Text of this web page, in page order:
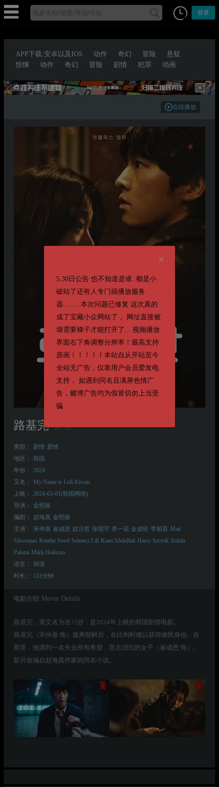
登录
5.30日公告 也不知道是谁..都是小
破站了还有人专门搞播放服务
器.........本次问题已修复 这次真的
成了宝藏小众网站了， 网址直接被
墙需要梯子才能打开了... 视频播放
界面右下角调整分辨率！最高支持
原画！！！！！本站自从开站至今
全站无广告，仅靠用户会员爱发电
支持， 如遇到同名且满屏色情广
告，赌博广告均为假冒切勿上当受
骗
APP下载:安卓以及IOS 动作 奇幻 冒险
悬疑
惊悚
动作 奇幻 冒险 剧情 犯罪 动画
在线播放
路基完 로기완
类型： 剧情 爱情
地区：
韩国
年份：
2024
又名：
My Name is Loh Kiwan
上映：
2024-03-01(韩国网络)
导演：
金熙振
编剧：
赵海真 金熙振
主演：
宋仲基 崔成恩 赵汉哲 徐现宇 李一花 金成铃 李相喜 Matt
Silverman Kembe Sorel Selmeci Lili Kaan Abdullah Harry Szovik Zoltán
Palotai Márk Halécius
语言：
韩语
时长：
131分钟
电影介绍 Movie Details
路基完，英文名为로기완，是2024年上映的韩国剧情电影。
路基完（宋仲基 饰）逃离朝鲜后，在比利时难以获得难民身份。在
那里，他遇到一名失去所有希望、意志消沉的女子（崔成恩 饰）。
影片改编自赵海真作家的同名小说。